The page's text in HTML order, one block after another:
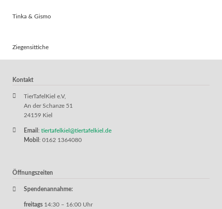
Tinka & Gismo
Ziegensittiche
Kontakt
TierTafelKiel e.V,
An der Schanze 51
24159 Kiel
Email : tiertafelkiel@tiertafelkiel.de
Mobil : 0162 1364080
Öffnungszeiten
Spendenannahme:
freitags 14:30 – 16:00 Uhr